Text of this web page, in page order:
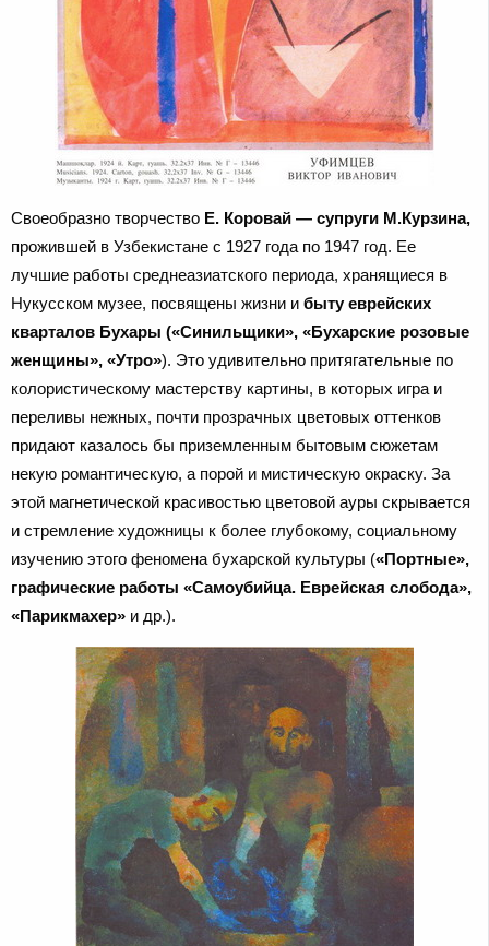
Своеобразно творчество Е. Коровай — супруги М.Курзина,
прожившей в Узбекистане с 1927 года по 1947 год. Ее
лучшие работы среднеазиатского периода, хранящиеся в
Нукусском музее, посвящены жизни и быту еврейских
кварталов Бухары («Синильщики», «Бухарские розовые
женщины», «Утро»). Это удивительно притягательные по
колористическому мастерству картины, в которых игра и
переливы нежных, почти прозрачных цветовых оттенков
придают казалось бы приземленным бытовым сюжетам
некую романтическую, а порой и мистическую окраску. За
этой магнетической красивостью цветовой ауры скрывается
и стремление художницы к более глубокому, социальному
изучению этого феномена бухарской культуры («Портные»,
графические работы «Самоубийца. Еврейская слобода»,
«Парикмахер» и др.).